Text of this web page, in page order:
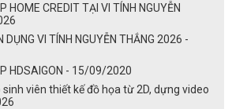
HOME CREDIT TẠI VI TÍNH NGUYỄN
DỤNG VI TÍNH NGUYỄN THẮNG 2026 -
HDSAIGON - 15/09/2020
sinh viên thiết kế đồ họa từ 2D, dựng video